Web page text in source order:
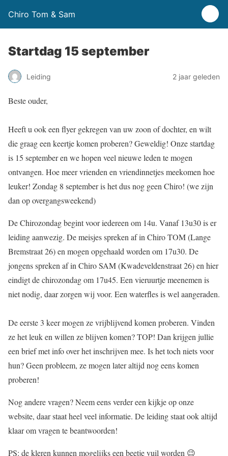
Chiro Tom & Sam
Startdag 15 september
Leiding 2 jaar geleden
Beste ouder,
Heeft u ook een flyer gekregen van uw zoon of dochter, en wilt
die graag een keertje komen proberen? Geweldig! Onze startdag
is 15 september en we hopen veel nieuwe leden te mogen
ontvangen. Hoe meer vrienden en vriendinnetjes meekomen hoe
leuker! Zondag 8 september is het dus nog geen Chiro! (we zijn
dan op overgangsweekend)
De Chirozondag begint voor iedereen om 14u. Vanaf 13u30 is er
leiding aanwezig. De meisjes spreken af in Chiro TOM (Lange
Bremstraat 26) en mogen opgehaald worden om 17u30. De
jongens spreken af in Chiro SAM (Kwadeveldenstraat 26) en hier
eindigt de chirozondag om 17u45. Een vieruurtje meenemen is
niet nodig, daar zorgen wij voor. Een waterfles is wel aangeraden.
De eerste 3 keer mogen ze vrijblijvend komen proberen. Vinden
ze het leuk en willen ze blijven komen? TOP! Dan krijgen jullie
een brief met info over het inschrijven mee. Is het toch niets voor
hun? Geen probleem, ze mogen later altijd nog eens komen
proberen!
Nog andere vragen? Neem eens verder een kijkje op onze
website, daar staat heel veel informatie. De leiding staat ook altijd
klaar om vragen te beantwoorden!
PS: de kleren kunnen mogelijks een beetje vuil worden 😉